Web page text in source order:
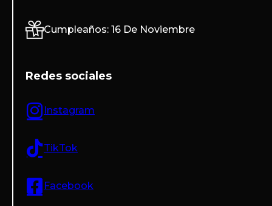
Cumpleaños: 16 De Noviembre
Redes sociales
Instagram
TikTok
Facebook